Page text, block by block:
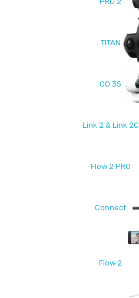
TITAN
GO 3S
Link 2 & Link 2C
Flow 2 PRO
Connect
Flow 2